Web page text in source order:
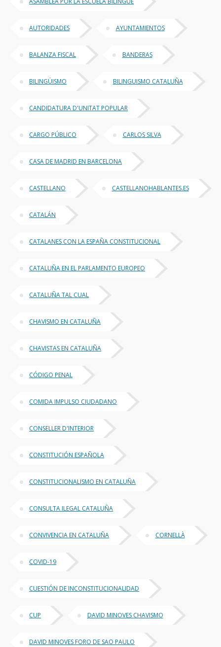
AUTORIDADES AYUNTAMIENTOS
BALANZA FISCAL BANDERAS
BILINGÜISMO BILINGUISMO CATALUÑA
CANDIDATURA D'UNITAT POPULAR
CARGO PÚBLICO CARLOS SILVA
CASA DE MADRID EN BARCELONA
CASTELLANO CASTELLANOHABLANTES.ES
CATALÁN
CATALANES CON LA ESPAÑA CONSTITUCIONAL
CATALUÑA EN EL PARLAMENTO EUROPEO
CATALUÑA TAL CUAL
CHAVISMO EN CATALUÑA
CHAVISTAS EN CATALUÑA
CÓDIGO PENAL
COMIDA IMPULSO CIUDADANO
CONSELLER D'INTERIOR
CONSTITUCIÓN ESPAÑOLA
CONSTITUCIONALISMO EN CATALUÑA
CONSULTA ILEGAL CATALUÑA
CONVIVENCIA EN CATALUÑA CORNELLÀ
COVID-19
CUESTIÓN DE INCONSTITUCIONALIDAD
CUP DAVID MINOVES CHAVISMO
DAVID MINOVES FORO DE SAO PAULO